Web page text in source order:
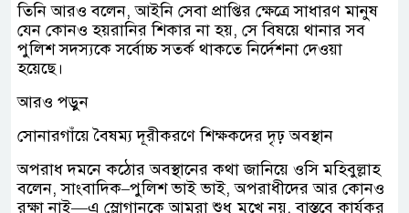
তিনি আরও বলেন, আইনি সেবা প্রাপ্তির ক্ষেত্রে সাধারণ মানুষ
যেন কোনও হয়রানির শিকার না হয়, সে বিষয়ে থানার সব
পুলিশ সদস্যকে সর্বোচ্চ সতর্ক থাকতে নির্দেশনা দেওয়া
হয়েছে।
আরও পড়ুন
সোনারগাঁয়ে বৈষম্য দূরীকরণে শিক্ষকদের দৃঢ় অবস্থান
অপরাধ দমনে কঠোর অবস্থানের কথা জানিয়ে ওসি মহিবুল্লাহ
বলেন, সাংবাদিক–পুলিশ ভাই ভাই, অপরাধীদের আর কোনও
রক্ষা নাই—এ স্লোগানকে আমরা শুধু মুখে নয়, বাস্তবে কার্যকর